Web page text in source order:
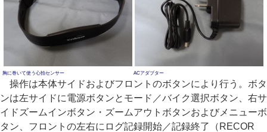
胸に巻いて使う心拍センサー ACアダプター
操作は本体サイドおよびフロントのボタンにより行う。ボタ
ンは左サイドに電源ボタンとモード／バイク選択ボタン、右サ
イドズームインボタン・ズームアウトボタンおよびメニューボ
タン、フロントの左右にログ記録開始／記録終了（RECOR